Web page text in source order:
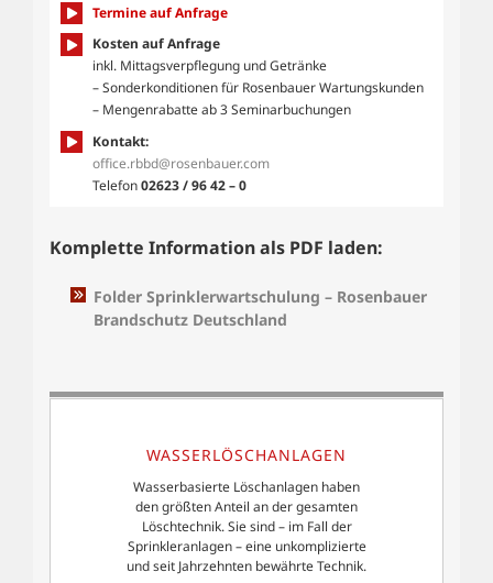
Termine auf Anfrage
Kosten auf Anfrage
inkl. Mittagsverpflegung und Getränke
– Sonderkonditionen für Rosenbauer Wartungskunden
– Mengenrabatte ab 3 Seminarbuchungen
Kontakt:
office.rbbd@rosenbauer.com
Telefon02623 / 96 42 – 0
Komplette Information als PDF laden:
Folder Sprinklerwartschulung – Rosenbauer
Brandschutz Deutschland
WASSERLÖSCHANLAGEN
Wasserbasierte Löschanlagen haben
den größten Anteil an der gesamten
Löschtechnik. Sie sind – im Fall der
Sprinkleranlagen – eine unkomplizierte
und seit Jahrzehnten bewährte Technik.